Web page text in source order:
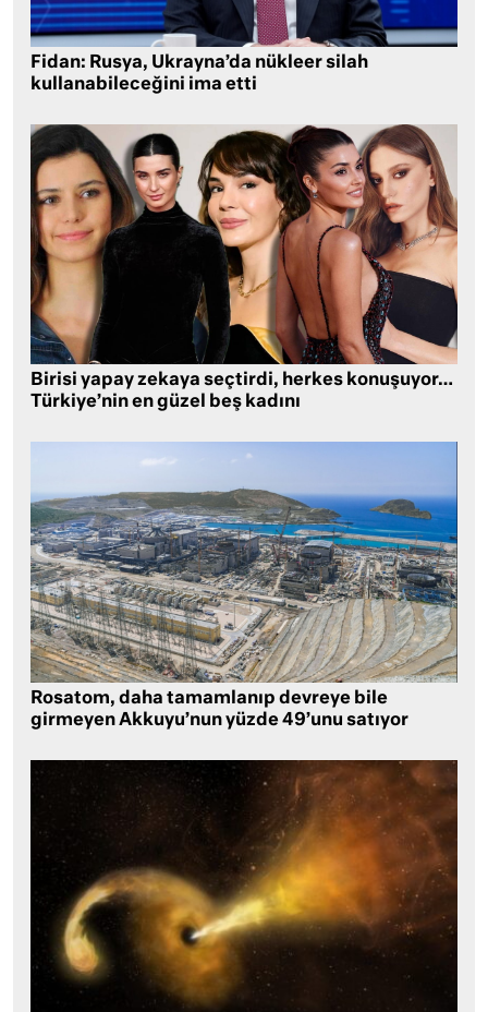
Fidan: Rusya, Ukrayna’da nükleer silah
kullanabileceğini ima etti
Birisi yapay zekaya seçtirdi, herkes konuşuyor…
Türkiye’nin en güzel beş kadını
Rosatom, daha tamamlanıp devreye bile
girmeyen Akkuyu’nun yüzde 49’unu satıyor